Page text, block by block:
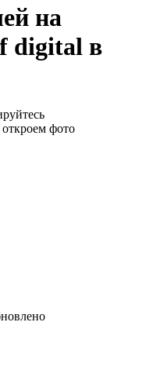
на
digital в
фото